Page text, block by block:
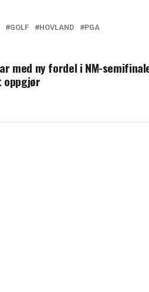
GOLF HOVLAND PGA
med ny fordel i NM-